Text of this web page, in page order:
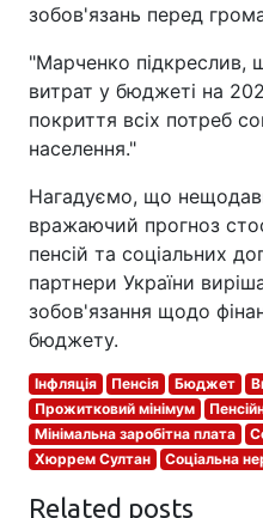
зобов'язань перед
"Марченко підкреслив,
витрат у бюджеті на
покриття всіх потреб
населення."
Нагадуємо, що
вражаючий прогноз
пенсій та соціальних
партнери України
зобов'язання щодо
бюджету.
Інфляція Пенсія Бюджет
Прожитковий мінімум
Мінімальна заробітна плата
Хюррем Султан
Соціальна
Related posts